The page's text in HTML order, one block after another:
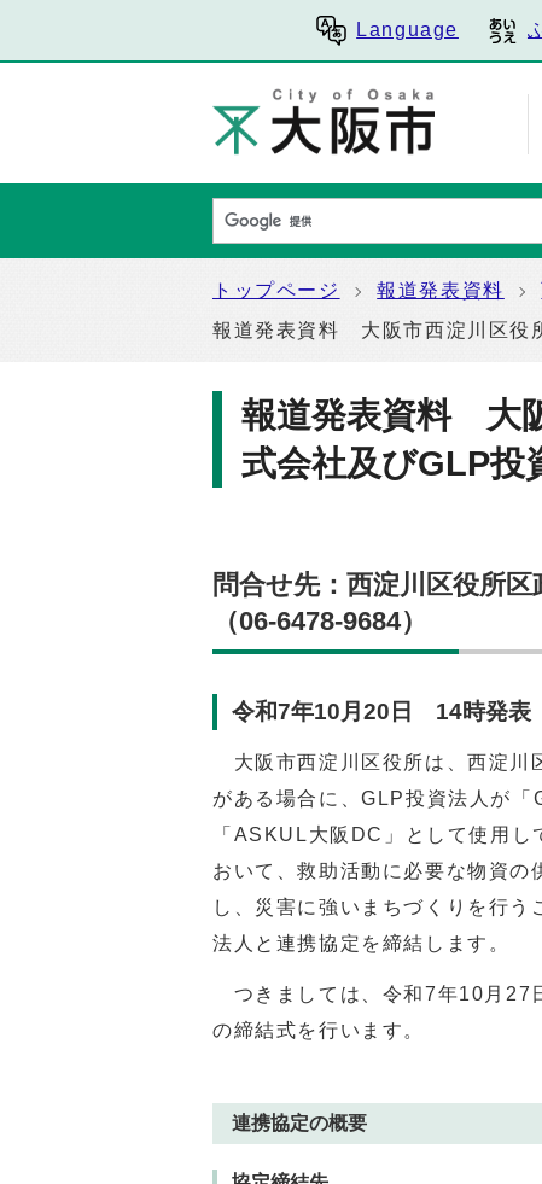
Language
トップページ 報道発表資料
報道発表資料 大阪市西淀川区役
報道発表資料 大
式会社及びGLP投
問合せ先：西淀川区役所
（06-6478-9684）
令和7年10月20日 14時発表
大阪市西淀川区役所は、西淀川
がある場合に、GLP投資法人が「
「 ASKUL 大阪 DC 」として使用し
おいて、救助活動に必要な物資の
し、災害に強いまちづくりを行う
法人と連携協定を締結します。
つきましては、令和7年10月27
の締結式を行います。
連携協定の概要